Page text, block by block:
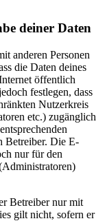
deiner Daten
anderen Personen
die Daten deines
öffentlich
festlegen, dass
Nutzerkreis
etc.) zugänglich
Betreiber. Die E-
nur für den
Betreiber nur mit
gilt nicht, sofern er